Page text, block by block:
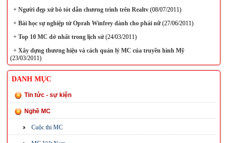
+Người đẹp xứ bò tót dẫn chương trình trên Realtv(08/07/2011)
+Bài học sự nghiệp từ Oprah Winfrey dành cho phái nữ(27/06/2011)
+Top 10 MC dở nhất trong lịch sử(24/03/2011)
+Xây dựng thương hiệu và cách quản lý MC của truyền hình Mỹ
(23/03/2011)
DANH MỤC
Tin tức - sự kiện
Nghề MC
Cuộc thi MC